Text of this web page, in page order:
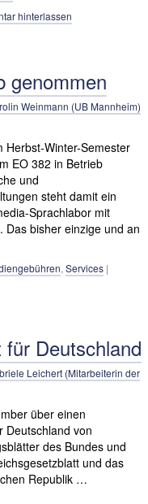
hinterlassen
genommen
Weinmann (UB Mannheim)
Herbst-Winter-Semester
EO 382 in Betrieb
und
steht damit ein
Sprachlabor mit
Das bisher einzige und an
, Services |
Deutschland
Leichert (Mitarbeiterin der
über einen
Deutschland von
des Bundes und
und das
Republik …